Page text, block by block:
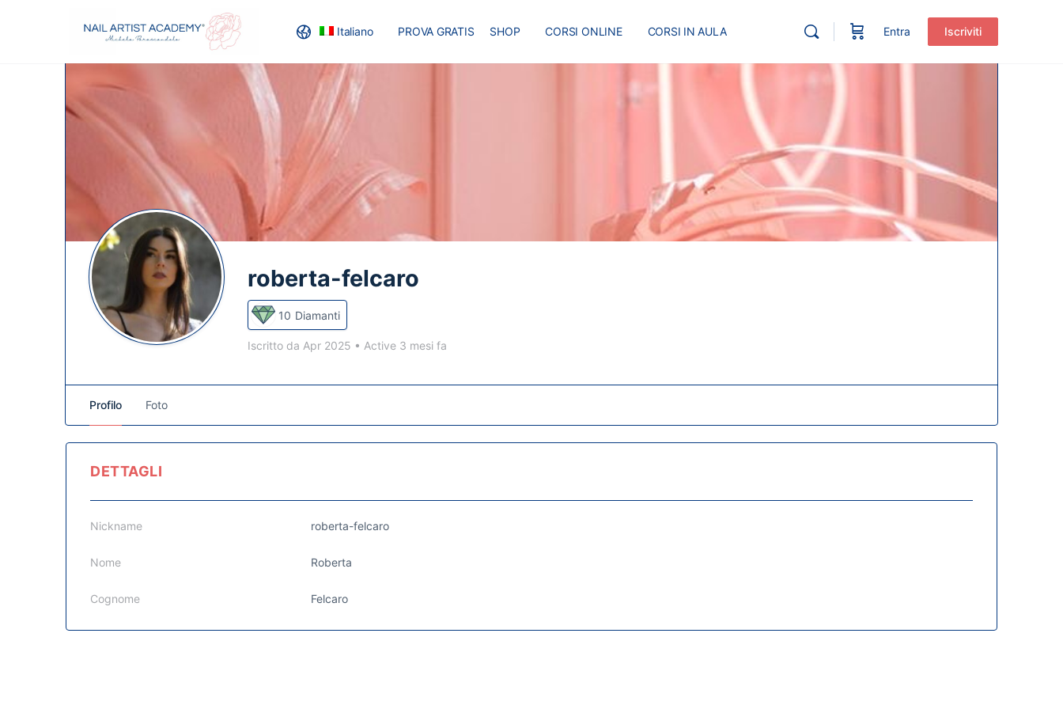
Italiano PROVA GRATIS SHOP CORSI ONLINE CORSI IN AULA
RECENSIONI
Entra Iscriviti
roberta-felcaro
10 Diamanti
Iscritto da Apr 2025 • Active 3 mesi fa
Profilo Foto
DETTAGLI
Nickname roberta-felcaro
Nome Roberta
Cognome Felcaro